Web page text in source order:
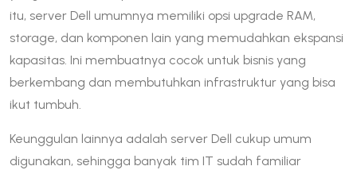
itu, server Dell umumnya memiliki opsi upgrade RAM,
storage, dan komponen lain yang memudahkan ekspansi
kapasitas. Ini membuatnya cocok untuk bisnis yang
berkembang dan membutuhkan infrastruktur yang bisa
ikut tumbuh.
Keunggulan lainnya adalah server Dell cukup umum
digunakan, sehingga banyak tim IT sudah familiar